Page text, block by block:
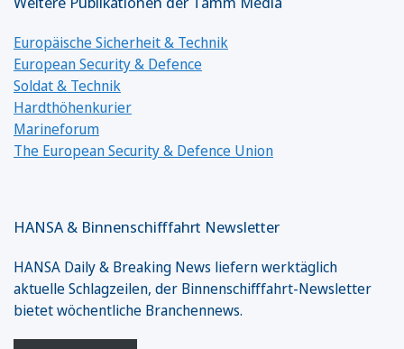
Europäische Sicherheit & Technik
European Security & Defence
Soldat & Technik
Hardthöhenkurier
Marineforum
The European Security & Defence Union
HANSA & Binnenschifffahrt Newsletter
HANSA Daily & Breaking News liefern werktäglich
aktuelle Schlagzeilen, der Binnenschifffahrt-Newsletter
bietet wöchentliche Branchennews.